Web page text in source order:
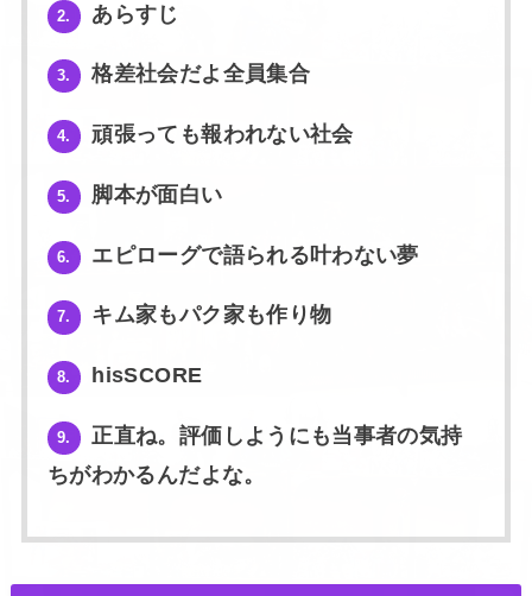
2. あらすじ
3. 格差社会だよ全員集合
4. 頑張っても報われない社会
5. 脚本が面白い
6. エピローグで語られる叶わない夢
7. キム家もパク家も作り物
8. hisSCORE
9.
正直ね。評価しようにも当事者の気持
ちがわかるんだよな。